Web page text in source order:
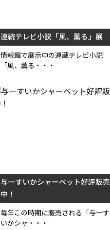
連続テレビ小説「風、薫る」展
情報館で展示中の連蔵テレビ小説
「風、薫る・・・
与一すいかシャーベット好評販売
中！
毎年この時期に販売される「与一す
いかシャ・・・